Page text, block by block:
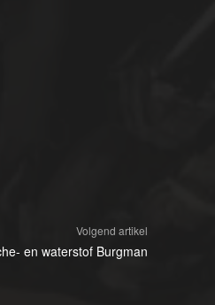
Volgend artikel
en waterstof Burgman